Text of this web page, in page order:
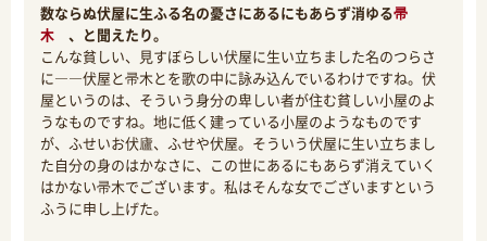
数ならぬ伏屋に生ふる名の憂さにあるにもあらず消ゆる帚
木 、と聞えたり。
こんな貧しい、見すぼらしい伏屋に生い立ちました名のつらさ
に――伏屋と帚木とを歌の中に詠み込んでいるわけですね。伏
屋というのは、そういう身分の卑しい者が住む貧しい小屋のよ
うなものですね。地に低く建っている小屋のようなものです
が、ふせいお伏廬、ふせや伏屋。そういう伏屋に生い立ちまし
た自分の身のはかなさに、この世にあるにもあらず消えていく
はかない帚木でございます。私はそんな女でございますという
ふうに申し上げた。